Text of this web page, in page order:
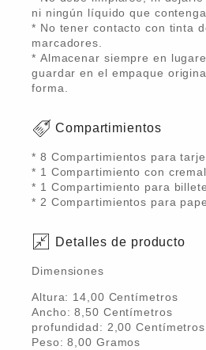
ni ningún líquido que
* No tener contacto con tinta
marcadores.
* Almacenar siempre en
guardar en el empaque
forma.
Compartimientos
* 8 Compartimientos para
* 1 Compartimiento con
* 1 Compartimiento para
* 2 Compartimientos para
Detalles de producto
Dimensiones
Altura: 14,00 Centímetros
Ancho:8,50 Centímetros
profundidad: 2,00 Centímetros
Peso:8,00 Gramos